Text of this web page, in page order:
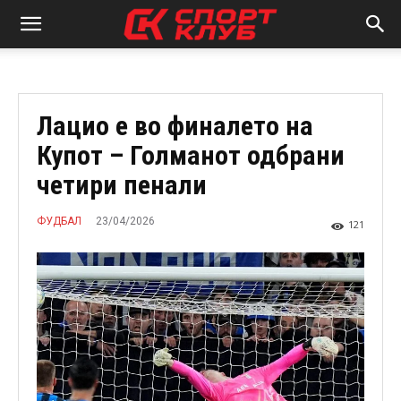
Лацио е во финалето на
Купот – Голманот одбрани
четири пенали
ФУДБАЛ 23/04/2026 121